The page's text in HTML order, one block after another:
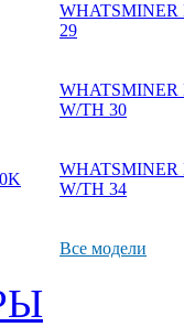
WHATSMINER
29
WHATSMINER
W/TH 30
WHATSMINER
W/TH 34
Все модели